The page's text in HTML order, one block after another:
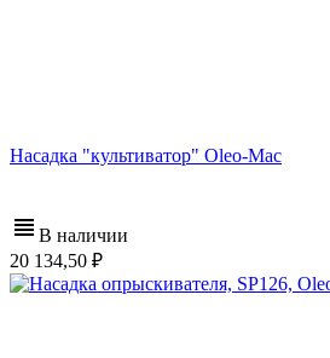
Насадка "культиватор" Oleo-Mac
В наличии
20 134,50